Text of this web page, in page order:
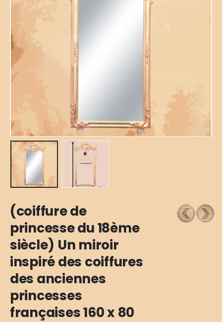
(coiffure de
princesse du 18ème
siècle) Un miroir
inspiré des coiffures
des anciennes
princesses
françaises 160 x 80